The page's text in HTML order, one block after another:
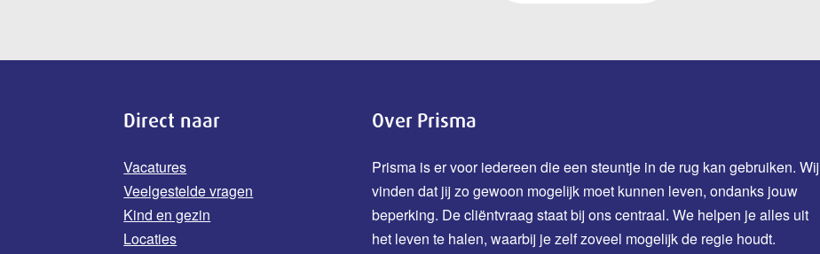
Direct naar
Vacatures
Veelgestelde vragen
Kind en gezin
Locaties
Over Prisma
Prisma is er voor iedereen die een steuntje in de rug kan gebruiken. Wij
vinden dat jij zo gewoon mogelijk moet kunnen leven, ondanks jouw
beperking. De cliëntvraag staat bij ons centraal. We helpen je alles uit
het leven te halen, waarbij je zelf zoveel mogelijk de regie houdt.